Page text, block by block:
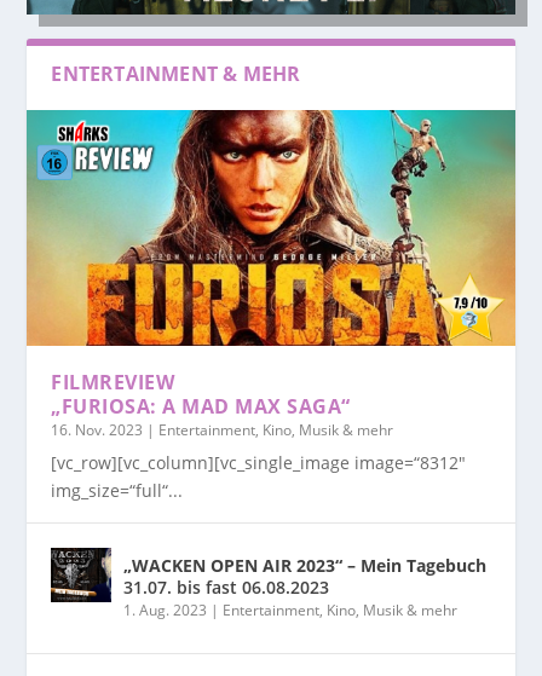
ENTERTAINMENT & MEHR
FILMREVIEW
„FURIOSA: A MAD MAX SAGA“
16. Nov. 2023 | Entertainment, Kino, Musik & mehr
[vc_row][vc_column][vc_single_image image=“8312″
img_size=“full“...
„WACKEN OPEN AIR 2023“ – Mein Tagebuch
31.07. bis fast 06.08.2023
1. Aug. 2023 | Entertainment, Kino, Musik & mehr